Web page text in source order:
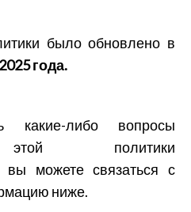
было обновлено в
года.
либо вопросы
этой политики
вы можете связаться с
ниже.